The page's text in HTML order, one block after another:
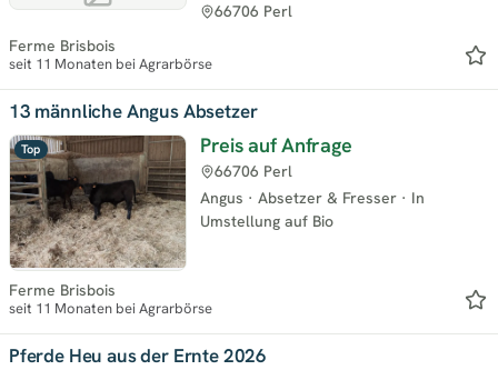
66706 Perl
Ferme Brisbois
seit 11 Monaten bei Agrarbörse
Top
13 männliche Angus Absetzer
Preis auf Anfrage
Angus · Absetzer & Fresser · In
Umstellung auf Bio
66706 Perl
Ferme Brisbois
seit 11 Monaten bei Agrarbörse
Pferde Heu aus der Ernte 2026